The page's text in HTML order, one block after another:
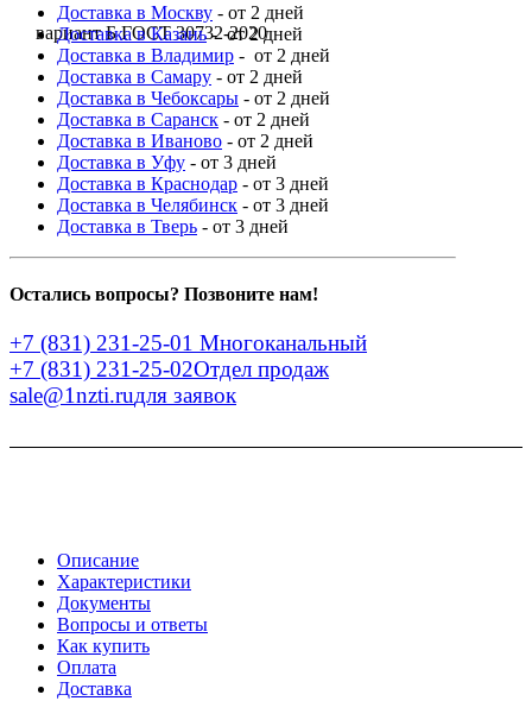
вариант Б ГОСТ 30732-2020
Доставка в Москву - от 2 дней
Доставка в Казань- от 2 дней
Доставка в Владимир - от 2 дней
Доставка в Самару - от 2 дней
Доставка в Чебоксары - от 2 дней
Доставка в Саранск - от 2 дней
Доставка в Иваново - от 2 дней
Доставка в Уфу - от 3 дней
Доставка в Краснодар - от 3 дней
Доставка в Челябинск - от 3 дней
Доставка в Тверь - от 3 дней
Остались вопросы? Позвоните нам!
+7 (831) 231-25-01 Многоканальный
+7 (831) 231-25-02Отдел продаж
sale@1nzti.ruдля заявок
Описание
Характеристики
Документы
Вопросы и ответы
Как купить
Оплата
Доставка